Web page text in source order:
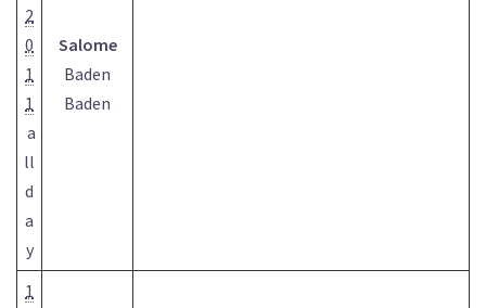
2
0
1
1
a
ll
d
a
y
Salome
Baden
Baden
1